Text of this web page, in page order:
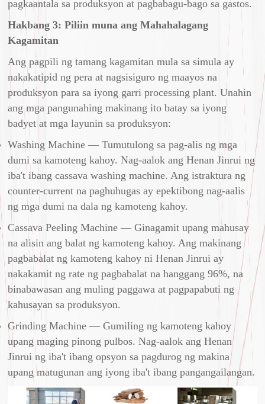
pagkaantala sa produksyon at pagbabagu-bago sa gastos.
Hakbang 3: Piliin muna ang Mahahalagang
Kagamitan
Ang pagpili ng tamang kagamitan mula sa simula ay
nakakatipid ng pera at nagsisiguro ng maayos na
produksyon para sa iyong garri processing plant. Unahin
ang mga pangunahing makinang ito batay sa iyong
badyet at mga layunin sa produksyon:
Washing Machine — Tumutulong sa pag-alis ng mga
dumi sa kamoteng kahoy. Nag-aalok ang Henan Jinrui ng
iba't ibang cassava washing machine. Ang istraktura ng
counter-current na paghuhugas ay epektibong nag-aalis
ng mga dumi na dala ng kamoteng kahoy.
Cassava Peeling Machine — Ginagamit upang mahusay
na alisin ang balat ng kamoteng kahoy. Ang makinang
pagbabalat ng kamoteng kahoy ni Henan Jinrui ay
nakakamit ng rate ng pagbabalat na hanggang 96%, na
binabawasan ang muling paggawa at pagpapabuti ng
kahusayan sa produksyon.
Grinding Machine — Gumiling ng kamoteng kahoy
upang maging pinong pulbos. Nag-aalok ang Henan
Jinrui ng iba't ibang opsyon sa pagdurog ng makina
upang matugunan ang iyong iba't ibang pangangailangan.